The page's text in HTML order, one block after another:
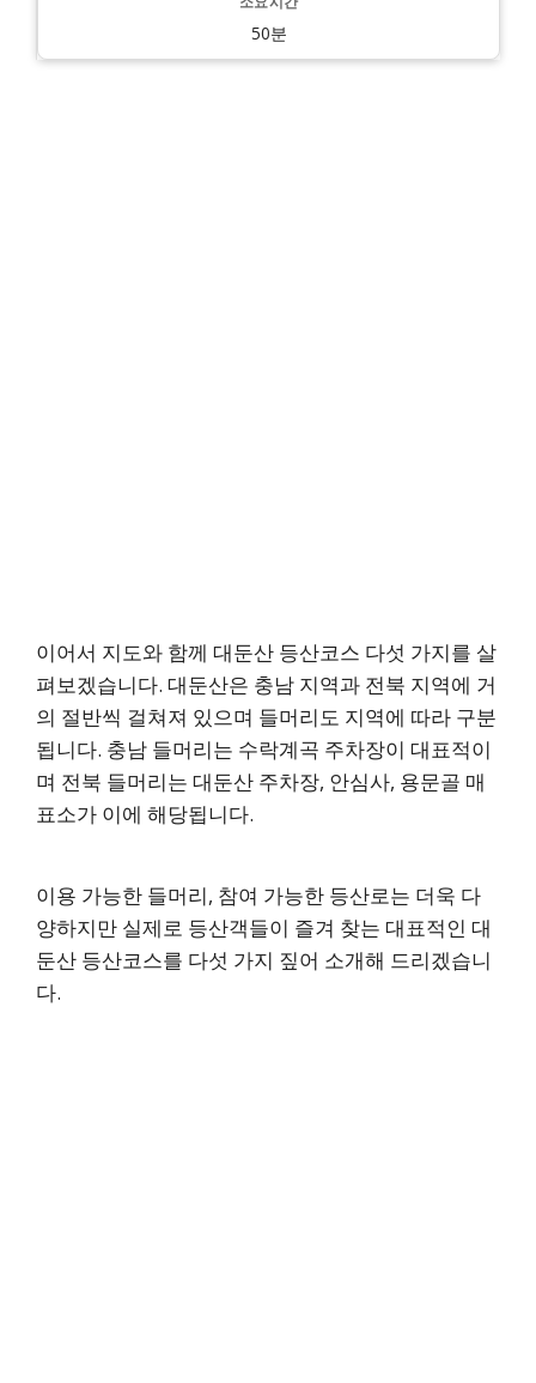
50분
이어서 지도와 함께 대둔산 등산코스 다섯 가지를 살
펴보겠습니다. 대둔산은 충남 지역과 전북 지역에 거
의 절반씩 걸쳐져 있으며 들머리도 지역에 따라 구분
됩니다. 충남 들머리는 수락계곡 주차장이 대표적이
며 전북 들머리는 대둔산 주차장, 안심사, 용문골 매
표소가 이에 해당됩니다.
이용 가능한 들머리, 참여 가능한 등산로는 더욱 다
양하지만 실제로 등산객들이 즐겨 찾는 대표적인 대
둔산 등산코스를 다섯 가지 짚어 소개해 드리겠습니
다.